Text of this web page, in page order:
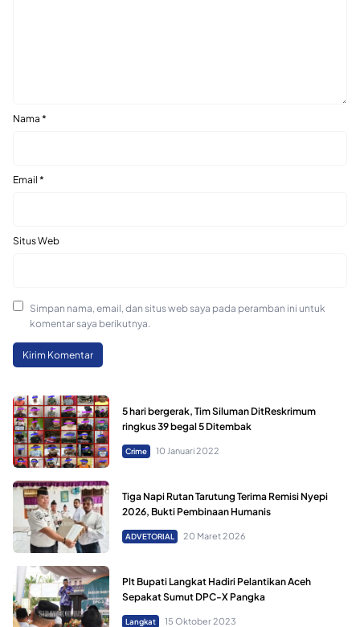
Nama *
Email *
Situs Web
Simpan nama, email, dan situs web saya pada peramban ini untuk
komentar saya berikutnya.
5 hari bergerak, Tim Siluman DitReskrimum
ringkus 39 begal 5 Ditembak
Crime 10 Januari 2022
Tiga Napi Rutan Tarutung Terima Remisi Nyepi
2026, Bukti Pembinaan Humanis
ADVETORIAL 20 Maret 2026
Plt Bupati Langkat Hadiri Pelantikan Aceh
Sepakat Sumut DPC-X Pangka
Langkat 15 Oktober 2023